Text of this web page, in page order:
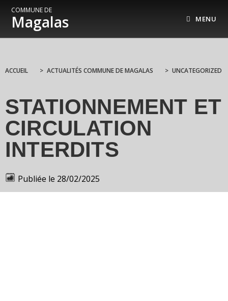
COMMUNE DE
Magalas MENU
ACCUEIL > ACTUALITÉS COMMUNE DE MAGALAS > UNCATEGORIZED
STATIONNEMENT ET
CIRCULATION
INTERDITS
Publiée le 28/02/2025